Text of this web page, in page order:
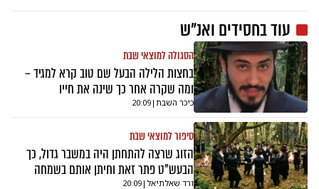
עוד בחסידים ואנ"ש
הסגולה למוצאי שבת
בחצות הלילה הבעל שם טוב קרא למגיד –
ומה שקרה אחר כך שינה את חייו
כיכר השבת |
20:09
סיפור למוצאי שבת
הזוג שרצה להתחתן היה במשבר גדול, כך
הבעש"ט פתר זאת וחיתן אותם בשמחה
ורד שאלתיאל |
20:09